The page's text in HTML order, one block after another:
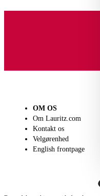
OM OS
Om Lauritz.com
Kontakt os
Velgørenhed
English frontpage